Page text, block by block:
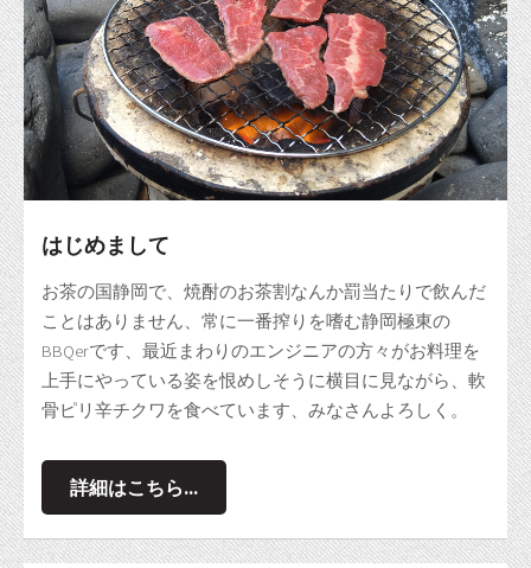
はじめまして
お茶の国静岡で、焼酎のお茶割なんか罰当たりで飲んだ
ことはありません、常に一番搾りを嗜む静岡極東の
BBQerです、最近まわりのエンジニアの方々がお料理を
上手にやっている姿を恨めしそうに横目に見ながら、軟
骨ピリ辛チクワを食べています、みなさんよろしく。
詳細はこちら...